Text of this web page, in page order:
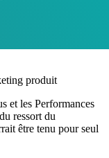
produit
et les Performances
ressort du
être tenu pour seul